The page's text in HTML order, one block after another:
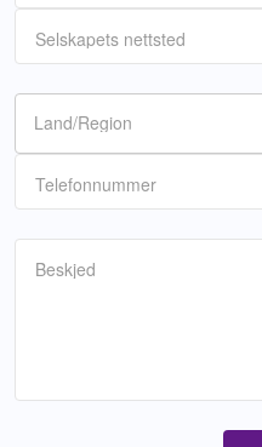
Selskapets nettsted
Land/Region
Telefonnummer
Beskjed